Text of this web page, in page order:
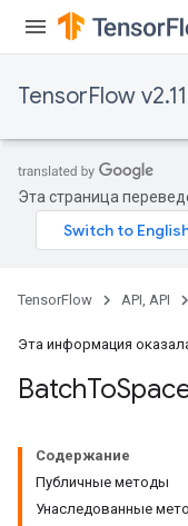
TensorFlow
Эта страница
TensorFlow API, API
Эта информация
BatchTo
Содержание
Публичные методы
Унаследованные